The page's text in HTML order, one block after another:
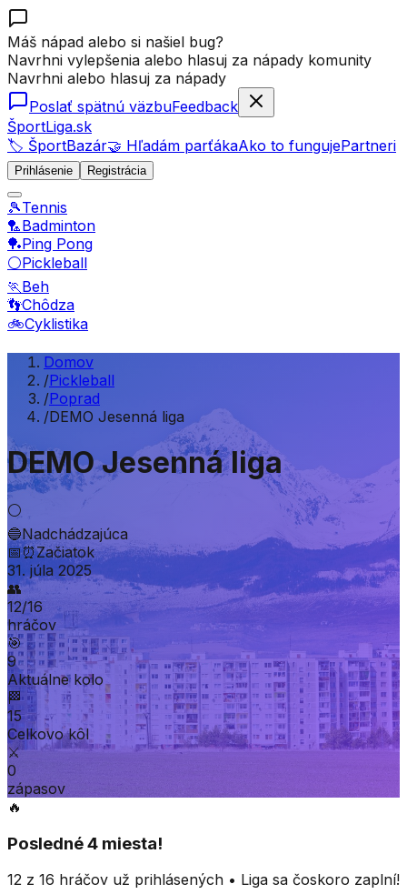
Máš nápad alebo si našiel bug?
Navrhni vylepšenia alebo hlasuj za nápady komunity
Navrhni alebo hlasuj za nápady
Poslať spätnú väzbuFeedback
ŠportLiga.sk
🏷️ ŠportBazár🤝 Hľadám parťákaAko to fungujePartneri
Prihlásenie Registrácia
🎾Tennis
🏸Badminton
🏓Ping Pong
⚪Pickleball
🏃Beh
👣Chôdza
🚲Cyklistika
Domov
/Pickleball
/Poprad
/DEMO Jesenná liga
DEMO Jesenná liga
⚪
🔵Nadchádzajúca
📅⏰Začiatok
31. júla 2025
👥
12/16
hráčov
🎯
9
Aktuálne kolo
🏁
15
Celkovo kôl
⚔️
0
zápasov
🔥
Posledné 4 miesta!
12 z 16 hráčov už prihlásených • Liga sa čoskoro zaplní!